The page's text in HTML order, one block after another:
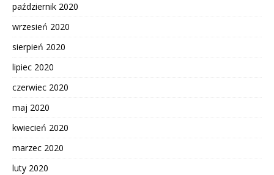
październik 2020
wrzesień 2020
sierpień 2020
lipiec 2020
czerwiec 2020
maj 2020
kwiecień 2020
marzec 2020
luty 2020